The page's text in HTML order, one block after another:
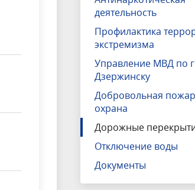
деятельность
Профилактика
экстремизма
Управление МВД по
Дзержинску
Добровольная
охрана
Дорожные
Отключение воды
Документы